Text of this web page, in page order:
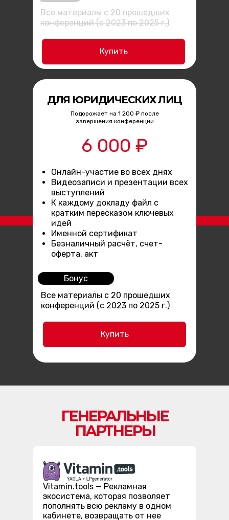
Купить
Все материалы с 20 прошедших
конференций (с 2023 по 2025 г.)
Бонус
Онлайн-участие во всех днях
Видеозаписи и презентации всех
выступлений
К каждому докладу файл с
кратким пересказом ключевых
идей
Именной сертификат
Безналичный расчёт, счет-
оферта, акт
6 000 ₽
Подорожает на 1 200 ₽ после
завершения конференции
ДЛЯ ЮРИДИЧЕСКИХ ЛИЦ
Купить
Все материалы с 20 прошедших
конференций (с 2023 по 2025 г.)
ГЕНЕРАЛЬНЫЕ
ПАРТНЕРЫ
Vitamin.tools — Рекламная
экосистема, которая позволяет
пополнять всю рекламу в одном
кабинете, возвращать от нее